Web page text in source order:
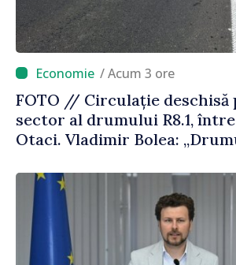
/ Acum 3 ore
FOTO // Circulație deschisă
sector al drumului R8.1,
Otaci. Vladimir Bolea:
economici și cetățenilor”